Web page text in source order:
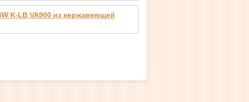
K-LB VA900 из нержавеющей